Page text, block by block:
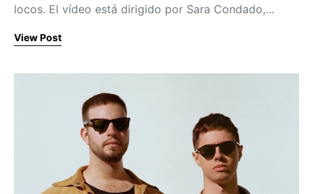
locos. El vídeo está dirigido por Sara Condado,…
View Post